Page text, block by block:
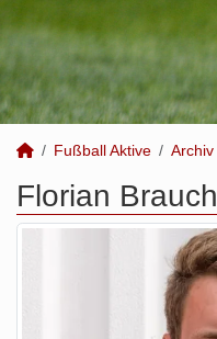
Fußball Aktive Archiv
Florian Brauch